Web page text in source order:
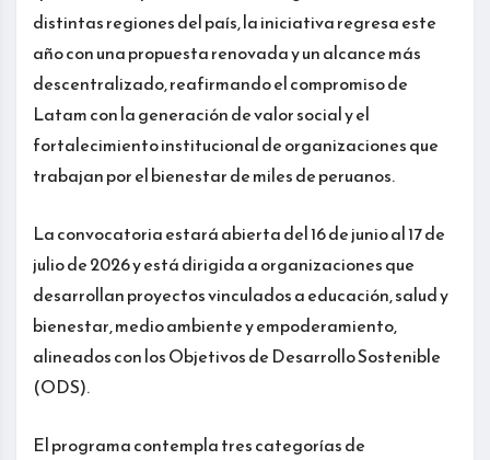
distintas regiones del país, la iniciativa regresa este
año con una propuesta renovada y un alcance más
descentralizado, reafirmando el compromiso de
Latam con la generación de valor social y el
fortalecimiento institucional de organizaciones que
trabajan por el bienestar de miles de peruanos.
La convocatoria estará abierta del 16 de junio al 17 de
julio de 2026 y está dirigida a organizaciones que
desarrollan proyectos vinculados a educación, salud y
bienestar, medio ambiente y empoderamiento,
alineados con los Objetivos de Desarrollo Sostenible
(ODS).
El programa contempla tres categorías de